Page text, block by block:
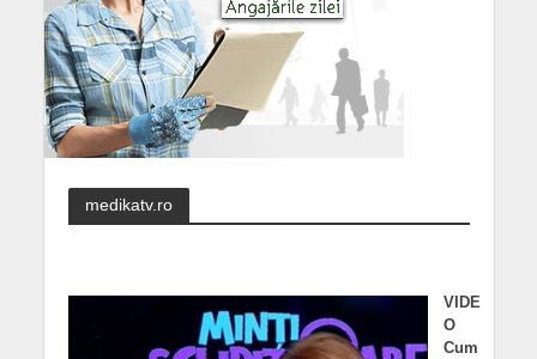
medikatv.ro
VIDE
O
Cum